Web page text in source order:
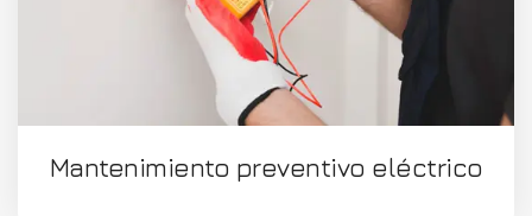
Mantenimiento preventivo eléctrico